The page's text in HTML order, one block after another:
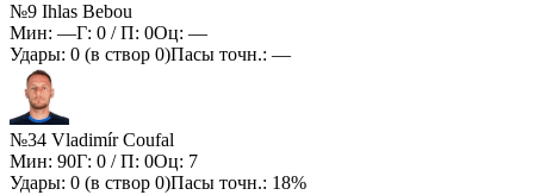
№9 Ihlas Bebou
Мин: —Г: 0 / П: 0Оц: —
Удары: 0 (в створ 0)Пасы точн.: —
№34 Vladimír Coufal
Мин: 90Г: 0 / П: 0Оц: 7
Удары: 0 (в створ 0)Пасы точн.: 18%